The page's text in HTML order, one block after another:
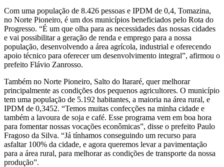
Com uma população de 8.426 pessoas e IPDM de 0,4, Tomazina,
no Norte Pioneiro, é um dos municípios beneficiados pelo Rota do
Progresso. “É um que olha para as necessidades das nossas cidades
e vai possibilitar a geração de renda e emprego para a nossa
população, desenvolvendo a área agrícola, industrial e oferecendo
apoio técnico para oferecer um desenvolvimento integral”, afirmou o
prefeito Flávio Zanrosso.
Também no Norte Pioneiro, Salto do Itararé, quer melhorar
principalmente as condições dos pequenos agricultores. O município
tem uma população de 5.192 habitantes, a maioria na área rural, e
IPDM de 0,3452. “Temos muitas confecções na minha cidade e
também a lavoura de soja e café. Esse programa vem em boa hora
para fomentar nossas vocações econômicas”, disse o prefeito Paulo
Fragoso da Silva. “Já tínhamos conseguindo um recurso para
asfaltar 100% da cidade, e agora queremos levar a pavimentação
para a área rural, para melhorar as condições de transporte da nossa
produção”.